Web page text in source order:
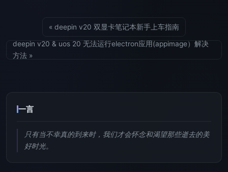
« deepin v20 双显卡笔记本新手上车指南
deepin v20 & uos 20 无法运行electron应用(appimage）解决
方法 »
一言
只有当不幸真的到来时，我们才会怀念和渴望那些逝去的美
好时光。